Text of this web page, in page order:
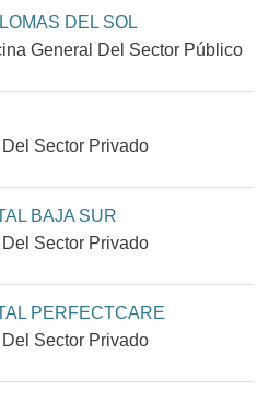
DEL SOL
General Del Sector Público
Sector Privado
BAJA SUR
Sector Privado
PERFECTCARE
Sector Privado